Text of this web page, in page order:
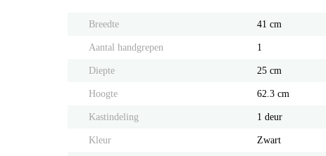
Breedte 41 cm
Aantal handgrepen 1
Diepte 25 cm
Hoogte 62.3 cm
Kastindeling 1 deur
Kleur Zwart